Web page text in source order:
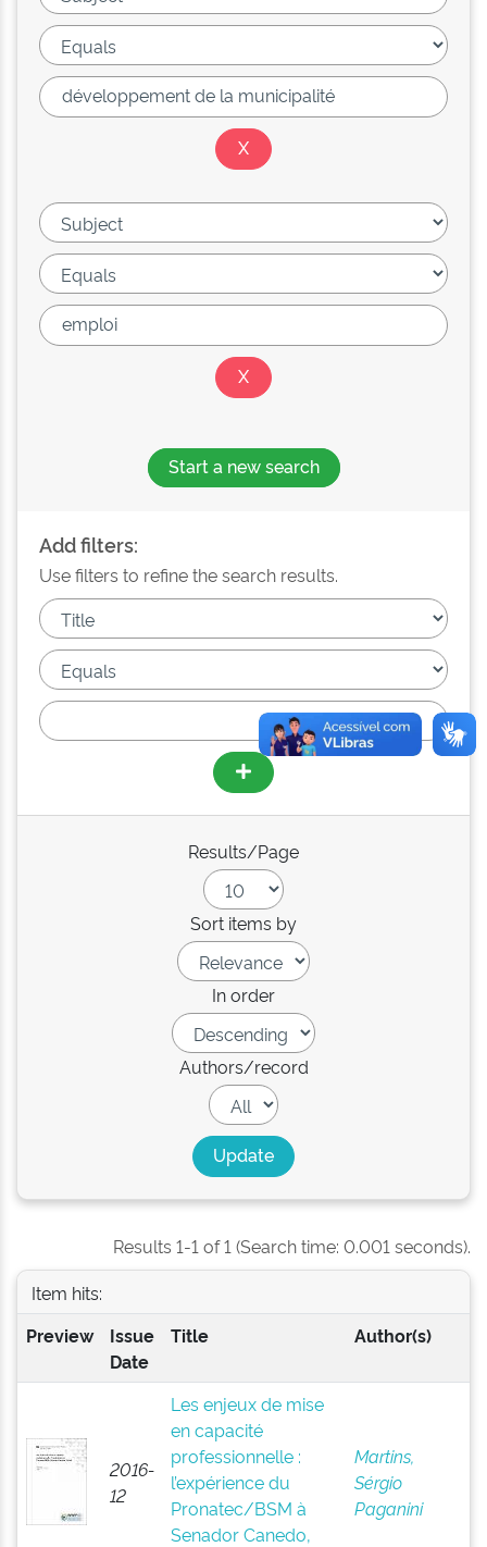
Start a new search
Add filters:
Use filters to refine the search results.
Results/Page
Sort items by
In order
Authors/record
Results 1-1 of 1 (Search time: 0.001 seconds).
Item hits:
Preview
Issue
Date
Title Author(s)
2016-
12
Les enjeux de mise
en capacité
professionnelle :
l’expérience du
Pronatec/BSM à
Senador Canedo,
Martins,
Sérgio
Paganini